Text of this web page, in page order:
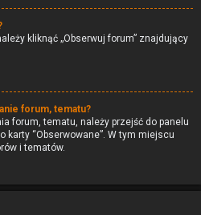
kliknąć „Obserwuj forum” znajdujący
forum, tematu?
forum, tematu, należy przejść do panelu
karty “Obserwowane”. W tym miejscu
i tematów.